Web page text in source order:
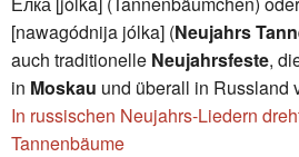
[nawagódnija jólka] (Neujahrs
auch traditionelle Neujahrsfeste,
in Moskau und überall in Russland
In russischen Neujahrs-Liedern
Tannenbäume